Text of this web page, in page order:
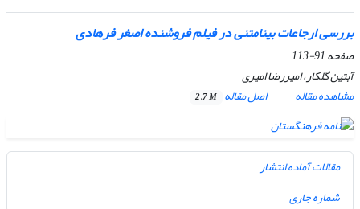
بررسی ارجاعات بینامتنی در فیلم فروشنده اصغر فرهادی
صفحه91-113
آبتین گلکار، امیررضا امیری
مشاهده مقاله
اصل مقاله 2.7 M
مقالات آماده انتشار
شماره جاری